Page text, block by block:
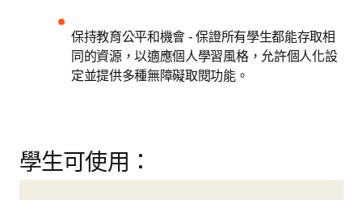
保持教育公平和機會 - 保證所有學生都能存取相
同的資源，以適應個人學習風格，允許個人化設
定並提供多種無障礙取閱功能。
學生可使用：